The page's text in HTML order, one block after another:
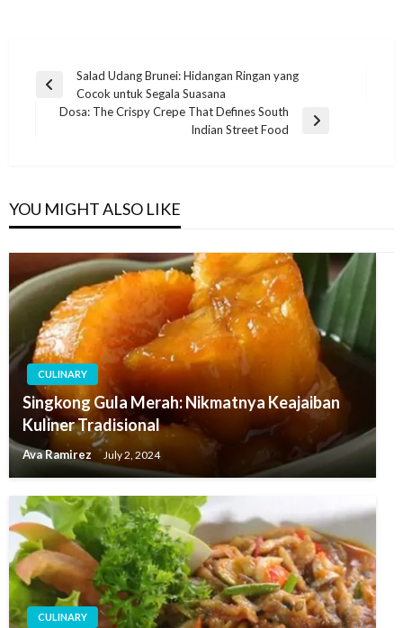
Post
navigation
Previous
Post
Salad Udang Brunei: Hidangan Ringan yang
Cocok untuk Segala Suasana
Dosa: The Crispy Crepe That Defines South
Indian Street Food
YOU MIGHT ALSO LIKE
CULINARY
Singkong Gula Merah: Nikmatnya Keajaiban
Kuliner Tradisional
Ava Ramirez July 2, 2024
CULINARY